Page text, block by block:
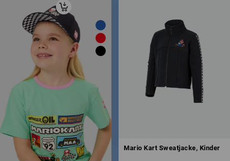
Mario Kart Sweatjacke, Kinder